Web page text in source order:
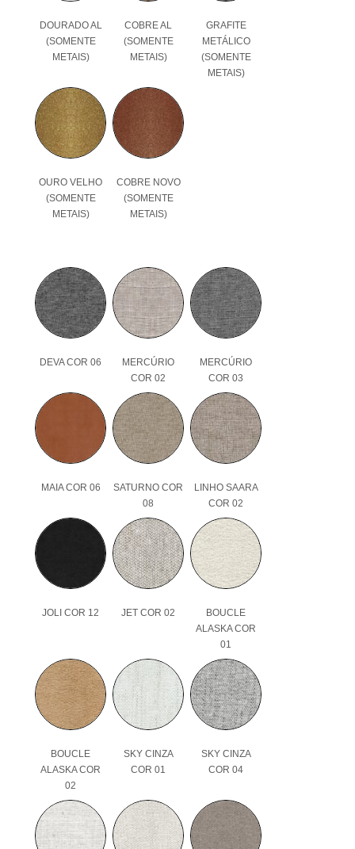
DOURADO AL
(SOMENTE
METAIS)
COBRE AL
(SOMENTE
METAIS)
GRAFITE
METÁLICO
(SOMENTE
METAIS)
OURO VELHO
(SOMENTE
METAIS)
COBRE NOVO
(SOMENTE
METAIS)
DEVA COR 06
MERCÚRIO
COR 02
MERCÚRIO
COR 03
MAIA COR 06
SATURNO COR
08
LINHO SAARA
COR 02
JOLI COR 12 JET COR 02
BOUCLE
ALASKA COR
01
BOUCLE
ALASKA COR
02
SKY CINZA
COR 01
SKY CINZA
COR 04